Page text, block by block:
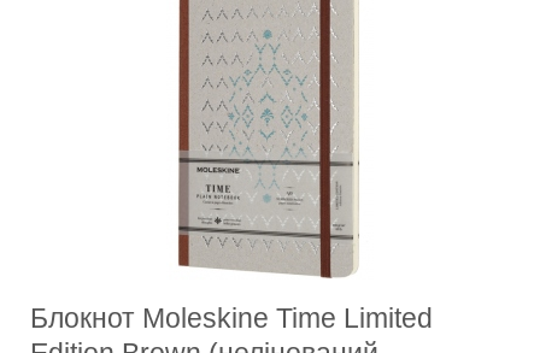
Блокнот Moleskine Time Limited